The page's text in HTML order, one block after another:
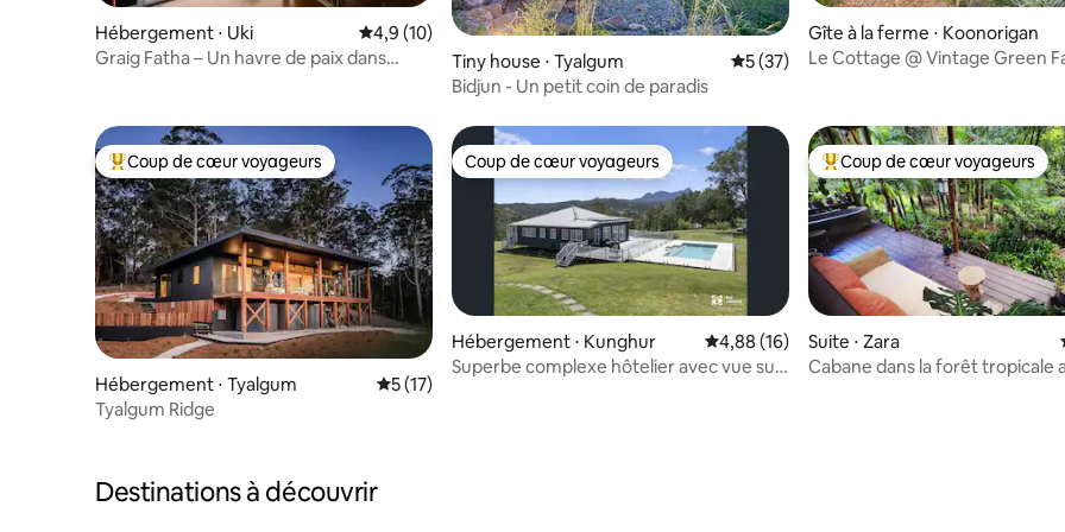
Hébergement ⋅ Uki Évaluation moyenne sur la base de 10 commentaires : 4,9 sur 5
4,9 (10)
Graig Fatha – Un havre de paix dans
Tiny house ⋅ Tyalgum Évaluation moyenne sur la base de 37
5 (37)
Bidjun - Un petit coin de paradis
Gîte à la ferme ⋅ Koonorigan
Le Cottage @ Vintage Green
Coups de cœur voyageurs les plus appréciés
Coup de cœur voyageurs
Hébergement ⋅ Tyalgum Évaluation moyenne sur la base de 17 commentaires : 5 sur 5
5 (17)
Tyalgum Ridge
Coup de cœur voyageurs
Coup de cœur voyageurs
Hébergement ⋅ Kunghur Évaluation moyenne sur la base de 16
4,88 (16)
Superbe complexe hôtelier avec vue sur
Coups de cœur voyageurs les
Coup de cœur voyageurs
Suite ⋅ Zara
Cabane dans la forêt tropicale
Destinations à découvrir